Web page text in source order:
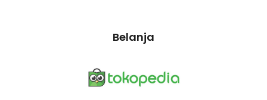
Belanja